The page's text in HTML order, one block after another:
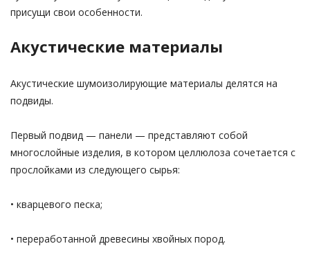
присущи свои особенности.
Акустические материалы
Акустические шумоизолирующие материалы делятся на
подвиды.
Первый подвид — панели — представляют собой
многослойные изделия, в котором целлюлоза сочетается с
прослойками из следующего сырья:
• кварцевого песка;
• переработанной древесины хвойных пород.